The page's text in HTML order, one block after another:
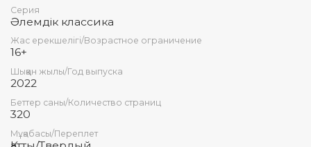
Серия
Әлемдік классика
Жас ерекшелігі/Возрастное ограничение
16+
Шыққан жылы/Год выпуска
2022
Беттер саны/Количество страниц
320
Мұқабасы/Переплет